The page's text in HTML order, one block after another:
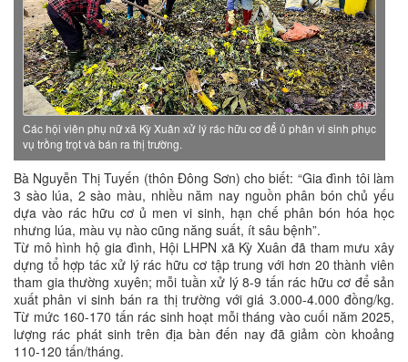
Các hội viên phụ nữ xã Kỳ Xuân xử lý rác hữu cơ để ủ phân vi sinh phục
vụ trồng trọt và bán ra thị trường.
Bà Nguyễn Thị Tuyến (thôn Đông Sơn) cho biết: “Gia đình tôi làm
3 sào lúa, 2 sào màu, nhiều năm nay nguồn phân bón chủ yếu
dựa vào rác hữu cơ ủ men vi sinh, hạn chế phân bón hóa học
nhưng lúa, màu vụ nào cũng năng suất, ít sâu bệnh”.
Từ mô hình hộ gia đình, Hội LHPN xã Kỳ Xuân đã tham mưu xây
dựng tổ hợp tác xử lý rác hữu cơ tập trung với hơn 20 thành viên
tham gia thường xuyên; mỗi tuần xử lý 8-9 tấn rác hữu cơ để sản
xuất phân vi sinh bán ra thị trường với giá 3.000-4.000 đồng/kg.
Từ mức 160-170 tấn rác sinh hoạt mỗi tháng vào cuối năm 2025,
lượng rác phát sinh trên địa bàn đến nay đã giảm còn khoảng
110-120 tấn/tháng.